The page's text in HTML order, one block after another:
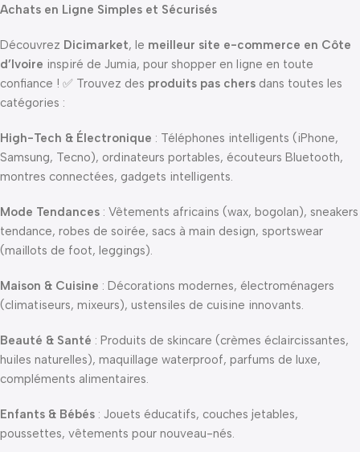
Achats en Ligne Simples et Sécurisés
Découvrez Dicimarket, le meilleur site e-commerce en Côte
d’Ivoire inspiré de Jumia, pour shopper en ligne en toute
confiance ! ✅ Trouvez des produits pas chers dans toutes les
catégories :
High-Tech & Électronique : Téléphones intelligents (iPhone,
Samsung, Tecno), ordinateurs portables, écouteurs Bluetooth,
montres connectées, gadgets intelligents.
Mode Tendances : Vêtements africains (wax, bogolan), sneakers
tendance, robes de soirée, sacs à main design, sportswear
(maillots de foot, leggings).
Maison & Cuisine : Décorations modernes, électroménagers
(climatiseurs, mixeurs), ustensiles de cuisine innovants.
Beauté & Santé : Produits de skincare (crèmes éclaircissantes,
huiles naturelles), maquillage waterproof, parfums de luxe,
compléments alimentaires.
Enfants & Bébés : Jouets éducatifs, couches jetables,
poussettes, vêtements pour nouveau-nés.